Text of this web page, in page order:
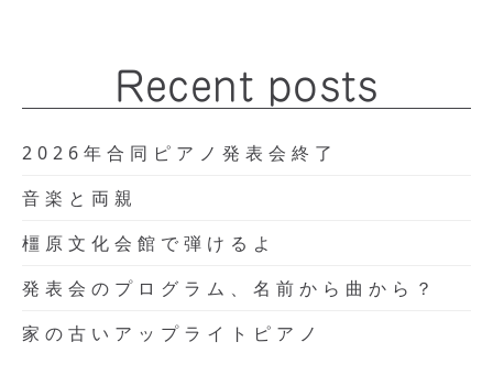
Recent posts
2026年合同ピアノ発表会終了
音楽と両親
橿原文化会館で弾けるよ
発表会のプログラム、名前から曲から？
家の古いアップライトピアノ